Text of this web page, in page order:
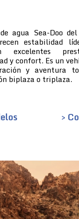
agua Sea-Doo
estabilidad
excelentes
y confort. Es un
y aventura
biplaza o triplaza.
>